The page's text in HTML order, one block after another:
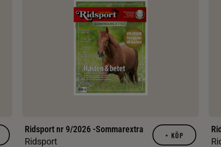
Ridsport nr 9/2026 -Sommarextra
Ridsport
+ KÖP